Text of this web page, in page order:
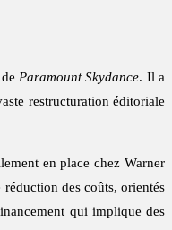
Paramount Skydance. Il a
restructuration éditoriale
en place chez Warner
des coûts, orientés
qui implique des